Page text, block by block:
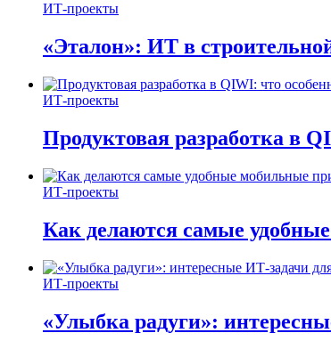
ИТ-проекты
«Эталон»: ИТ в
ИТ-проекты
Продуктовая разработка в
ИТ-проекты
Как делаются самые
ИТ-проекты
«Улыбка радуги»: